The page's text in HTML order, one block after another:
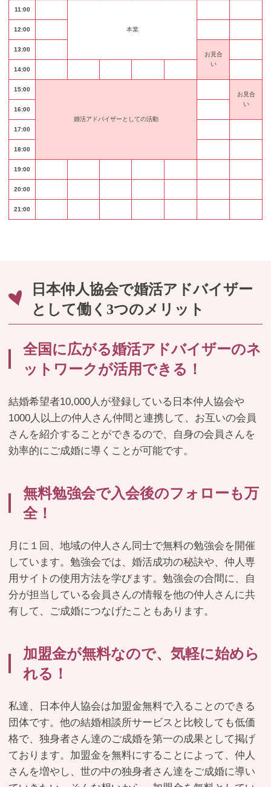
11:00
本業
12:00
13:00
お見合
い
14:00
15:00
婚活アドバイザーとしての活動
お見合
い
16:00
17:00
18:00
19:00
20:00
21:00
日本仲人協会で婚活アドバイザー
として働く3つのメリット
全国に広がる婚活アドバイザーのネ
ットワークが活用できる！
結婚希望者10,000人が登録している日本仲人協会や
1000人以上の仲人さん仲間と連携して、お互いの会員
さんを紹介することができるので、自身の会員さんを
効率的にご成婚に導くことが可能です。
無料勉強会で入会後のフォローも万
全！
月に１回、地域の仲人さん同士で無料の勉強会を開催
しています。勉強会では、婚活成功の秘訣や、仲人専
用サイトの使用方法を学びます。勉強会の合間に、自
分が担当している会員さんの情報を他の仲人さんに共
有して、ご成婚につなげたこともあります。
加盟金が無料なので、気軽に始めら
れる！
私達、日本仲人協会は加盟金無料で入ることのできる
団体です。他の結婚相談所サービスと比較しても低価
格で、独身者さん達のご成婚を第一の成果として掲げ
ております。加盟金を無料にすることによって、仲人
さんを増やし、世の中の独身者さん達をご成婚に導い